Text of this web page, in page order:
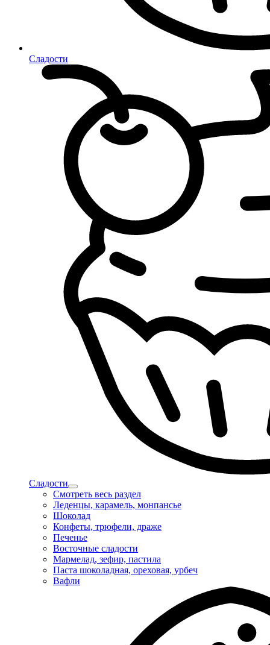
Сладости
Сладости
Смотреть весь раздел
Леденцы, карамель, монпансье
Шоколад
Конфеты, трюфели, драже
Печенье
Восточные сладости
Мармелад, зефир, пастила
Паста шоколадная, ореховая, урбеч
Вафли